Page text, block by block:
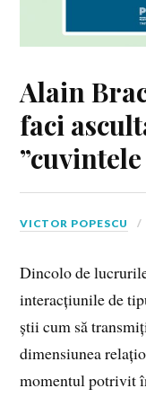
Alain
faci
VICTOR POPESCU
Dincolo de
interacțiunile de
știi cum să
dimensiunea
momentul potrivit